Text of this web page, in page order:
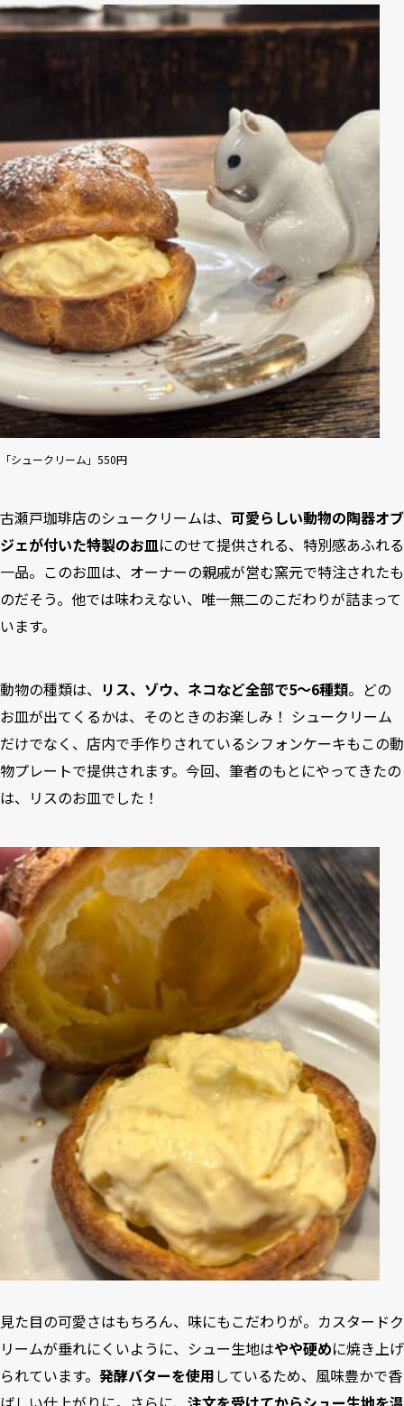
「シュークリーム」550円
古瀬戸珈琲店のシュークリームは、 可愛らしい動物の陶器オブ
ジェが付いた特製のお皿にのせて提供される、特別感あふれる
一品。このお皿は、オーナーの親戚が営む窯元で特注されたも
のだそう。他では味わえない、唯一無二のこだわりが詰まって
います。
動物の種類は、 リス、ゾウ、ネコなど全部で5〜6種類。どの
お皿が出てくるかは、そのときのお楽しみ！ シュークリーム
だけでなく、店内で手作りされているシフォンケーキもこの動
物プレートで提供されます。今回、筆者のもとにやってきたの
は、リスのお皿でした！
見た目の可愛さはもちろん、味にもこだわりが。カスタードク
リームが垂れにくいように、シュー生地はやや硬めに焼き上げ
られています。 発酵バターを使用しているため、風味豊かで香